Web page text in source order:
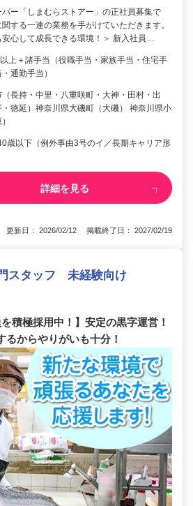
ー「しまむらストアー」の正社員募集で
する一連の業務を手がけていただきます。
安心して成長できる環境！＞ 新入社員…
上＋諸手当（役職手当・家族手当・住宅手
通勤手当）
長持・中里・八重咲町・大神・田村・出
徳延）神奈川県大磯町（大磯） 神奈川県小
以下（例外事由3号のイ／長期キャリア形
詳細を見る
更新日： 2026/02/12 掲載終了日： 2027/02/19
スタッフ 未経験向け
積極採用中！】安定の黒字運営！
るからやりがいも十分！